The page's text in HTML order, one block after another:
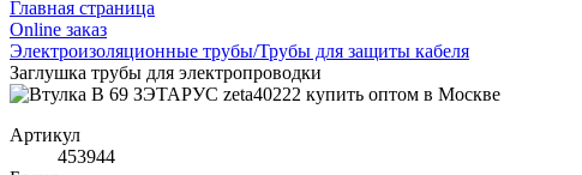
Главная страница
Оnline заказ
Электроизоляционные трубы/Трубы для защиты кабеля
Заглушка трубы для электропроводки
Артикул
453944